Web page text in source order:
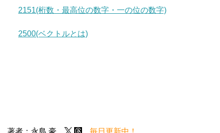
2151(桁数・最高位の数字・一の位の数字)
2500(ベクトルとは)
著者：永島 豪 毎日更新中！